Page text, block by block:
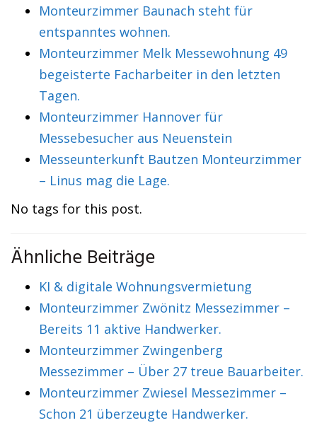
Monteurzimmer Baunach steht für
entspanntes wohnen.
Monteurzimmer Melk Messewohnung 49
begeisterte Facharbeiter in den letzten
Tagen.
Monteurzimmer Hannover für
Messebesucher aus Neuenstein
Messeunterkunft Bautzen Monteurzimmer
– Linus mag die Lage.
No tags for this post.
Ähnliche Beiträge
KI & digitale Wohnungsvermietung
Monteurzimmer Zwönitz Messezimmer –
Bereits 11 aktive Handwerker.
Monteurzimmer Zwingenberg
Messezimmer – Über 27 treue Bauarbeiter.
Monteurzimmer Zwiesel Messezimmer –
Schon 21 überzeugte Handwerker.